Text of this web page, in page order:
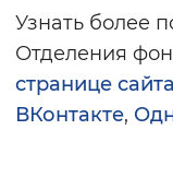
Узнать более
Отделения
странице сайта
ВКонтакте,